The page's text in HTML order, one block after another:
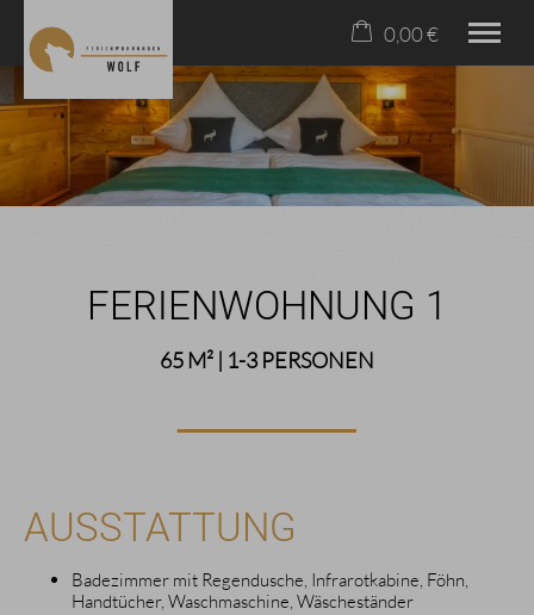
23. bis 30. August
2 Erwachsene
WOHNEN
FREIZEIT
KONTAKT & ANFAHRT
0,00 €
Warenkorb ist leer
FERIENWOHNUNG 1
65 M² | 1-3 PERSONEN
AUSSTATTUNG
Badezimmer mit Regendusche, Infrarotkabine, Föhn,
Handtücher, Waschmaschine, Wäscheständer